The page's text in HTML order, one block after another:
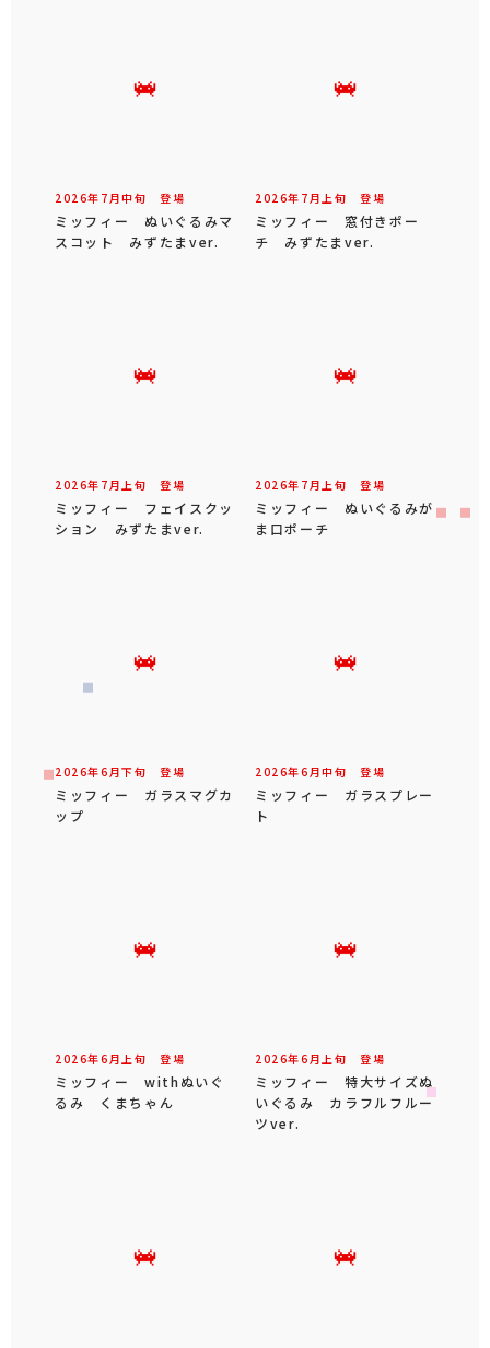
2026年 7 月中旬 登場
ミッフィー ぬいぐるみマ
スコット みずたまver.
2026年 7 月 上旬 登場
ミッフィー 窓付きポー
チ みずたまver.
2026年 7 月 上旬 登場
ミッフィー フェイスクッ
ション みずたまver.
2026年 7 月 上旬 登場
ミッフィー ぬいぐるみが
ま口ポーチ
2026年6 月下旬 登場
ミッフィー ガラスマグカ
ップ
2026年6 月中旬 登場
ミッフィー ガラスプレー
ト
2026年6 月 上旬 登場
ミッフィー withぬいぐ
るみ くまちゃん
2026年6 月 上旬 登場
ミッフィー 特大サイズぬ
いぐるみ カラフルフルー
ツver.